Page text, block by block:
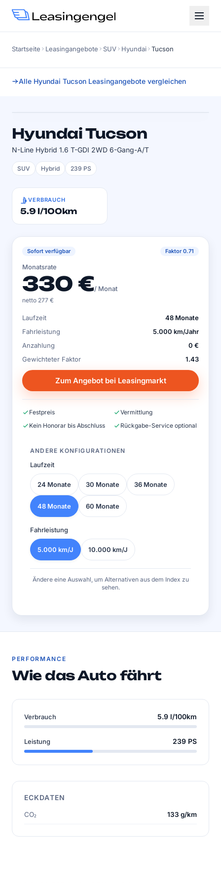
Startseite Leasingangebote SUV Hyundai Tucson
Alle Hyundai Tucson Leasingangebote vergleichen
0.71 SOFORT VERFÜGBAR
Hyundai Tucson
N-Line Hybrid 1.6 T-GDI 2WD 6-Gang-A/T
SUV Hybrid 239 PS
VERBRAUCH
5.9 l/100km
Sofort verfügbar Faktor 0.71
Monatsrate
330 €/ Monat
netto 277 €
Laufzeit
48 Monate
Fahrleistung
5.000 km/Jahr
Anzahlung
0 €
Gewichteter Faktor
1.43
Zum Angebot bei Leasingmarkt
Festpreis
Vermittlung
Kein Honorar bis Abschluss
Rückgabe-Service optional
ANDERE KONFIGURATIONEN
Laufzeit
24 Monate 30 Monate 36 Monate
48 Monate 60 Monate
Fahrleistung
5.000 km/J 10.000 km/J
Ändere eine Auswahl, um Alternativen aus dem Index zu
sehen.
PERFORMANCE
Wie das Auto fährt
Verbrauch 5.9 l/100km
Leistung 239 PS
ECKDATEN
CO₂ 133 g/km